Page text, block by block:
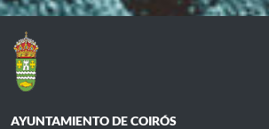
AYUNTAMIENTO DE COIRÓS